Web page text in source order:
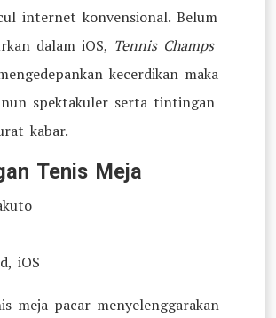
internet konvensional. Belum
dalam iOS, Tennis Champs
kecerdikan maka
spektakuler serta tintingan
kabar.
Tenis Meja
iOS
meja pacar menyelenggarakan